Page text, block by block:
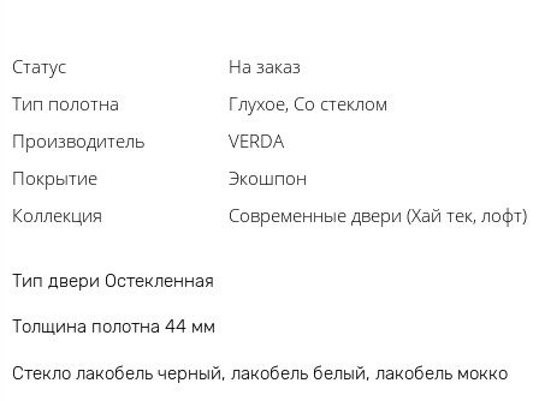
Статус
На заказ
Тип полотна
Глухое, Со стеклом
Производитель
VERDA
Покрытие
Экошпон
Коллекция
Современные двери (Хай тек, лофт)
Тип двери Остекленная
Толщина полотна 44 мм
Стекло лакобель черный, лакобель белый, лакобель мокко